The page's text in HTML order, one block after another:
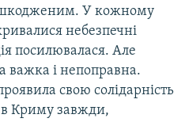
У кожному
небезпечні
посилювалася. Але
важка і непоправна.
свою солідарність
в Криму завжди,